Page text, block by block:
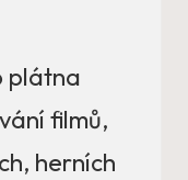
plátna
filmů,
herních